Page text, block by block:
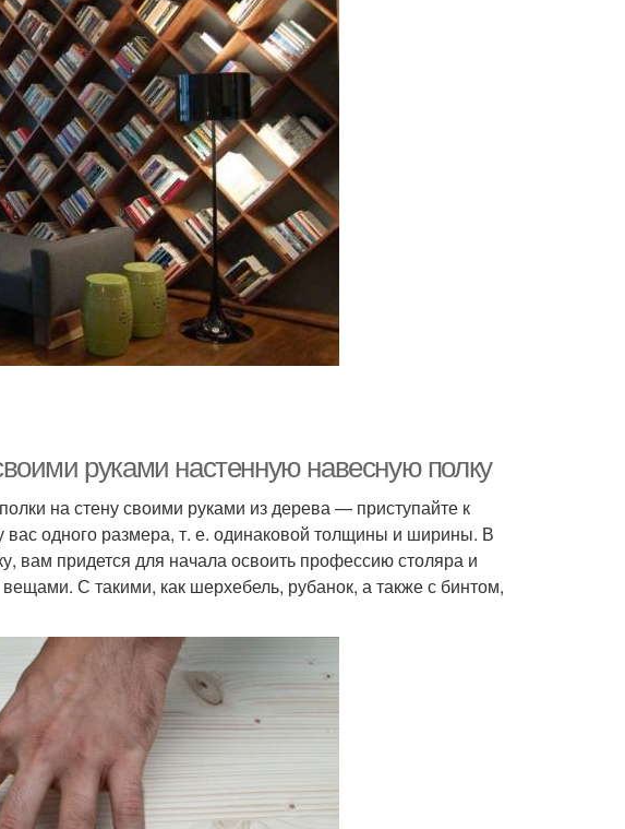
руками настенную навесную полку
на стену своими руками из дерева — приступайте к
вас одного размера, т. е. одинаковой толщины и ширины. В
вам придется для начала освоить профессию столяра и
С такими, как шерхебель, рубанок, а также с бинтом,